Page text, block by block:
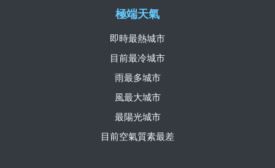
極端天氣
即時最熱城市
目前最冷城市
雨最多城市
風最大城市
最陽光城市
目前空氣質素最差